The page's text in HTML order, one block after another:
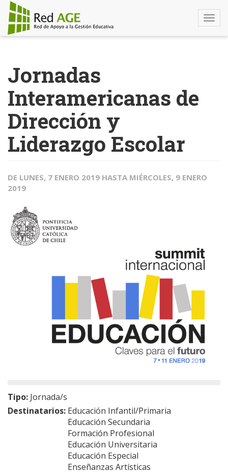
contenido
principal
Jornadas
Interamericanas de
Dirección y
Liderazgo Escolar
DE LUNES, 7 ENERO 2019 HASTA MIÉRCOLES, 9 ENERO
2019
Tipo: Jornada/s
Destinatarios: Educación Infantil/Primaria
Educación Secundaria
Formación Profesional
Educación Universitaria
Educación Especial
Enseñanzas Artísticas